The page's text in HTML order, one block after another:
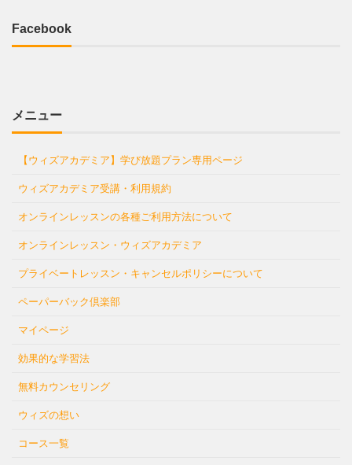
Facebook
メニュー
【ウィズアカデミア】学び放題プラン専用ページ
ウィズアカデミア受講・利用規約
オンラインレッスンの各種ご利用方法について
オンラインレッスン・ウィズアカデミア
プライベートレッスン・キャンセルポリシーについて
ペーパーバック倶楽部
マイページ
効果的な学習法
無料カウンセリング
ウィズの想い
コース一覧